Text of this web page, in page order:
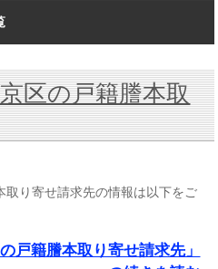
区の戸籍謄本取
取り寄せ請求先の情報は以下をご
戸籍謄本取り寄せ請求先」